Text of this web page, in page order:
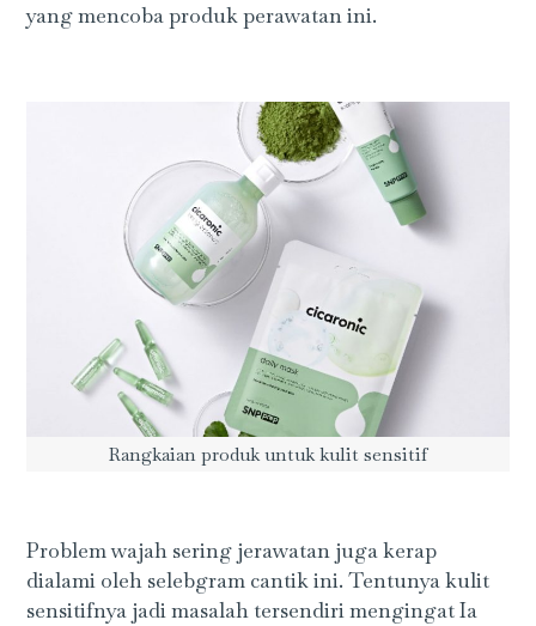
yang mencoba produk perawatan ini.
Rangkaian produk untuk kulit sensitif
Problem wajah sering jerawatan juga kerap
dialami oleh selebgram cantik ini. Tentunya kulit
sensitifnya jadi masalah tersendiri mengingat Ia